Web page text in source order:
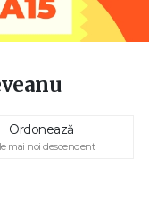
Ordonează
mai noi descendent